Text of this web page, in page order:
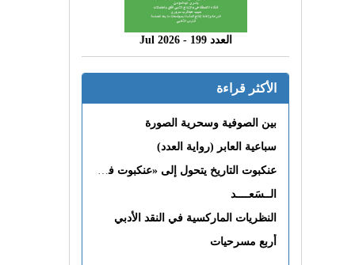
العدد 199 - 2026 Jul
الأكثر قراءة
بين الصوفية وسحرية الصورة
سباعية العابر (رواية العدد)
عنكبوت التاريخ يتحول إلى «عنكبوت فى القلب»
الــسَعــــد
النظريات الماركسية في النقد الأدبي
أربع مسرحيات